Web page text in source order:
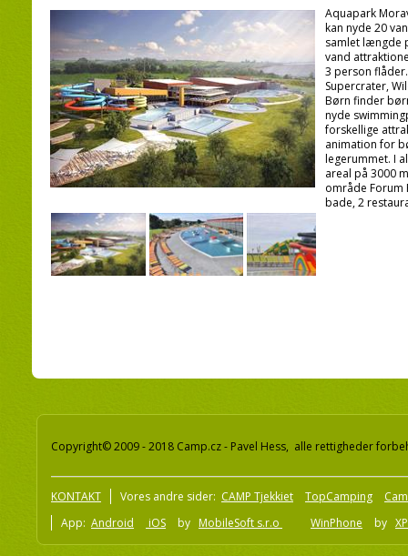
Aquapark
kan nyde 20
samlet længde
vand
3 person
Supercrater,
Børn finder
nyde
forskellige
animation for
legerummet. I
areal på 3000
område Forum
bade, 2
Copyright© 2009 - 2018 Camp.cz - Pavel Hess, alle rettigheder
KONTAKT Vores andre sider: CAMP Tjekkiet TopCamping
App: Android iOS by MobileSoft s.r.o WinPhone by